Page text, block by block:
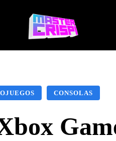
CONSOLAS